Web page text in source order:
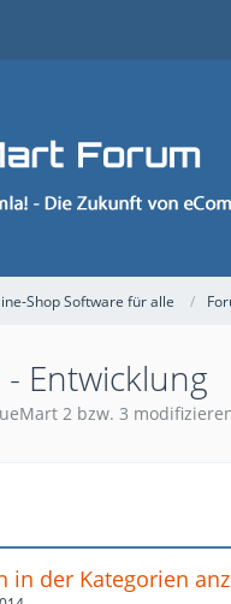
Shop Software für alle
Entwicklung
2 bzw. 3
in der Kategorien